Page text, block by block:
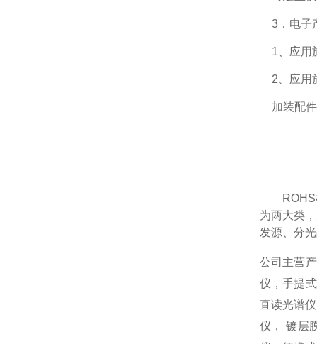
3．电子
1、应用
2、应用
加装配
为两大类
发源、分
公司主营
仪，手提
直读光谱
仪， 镀层